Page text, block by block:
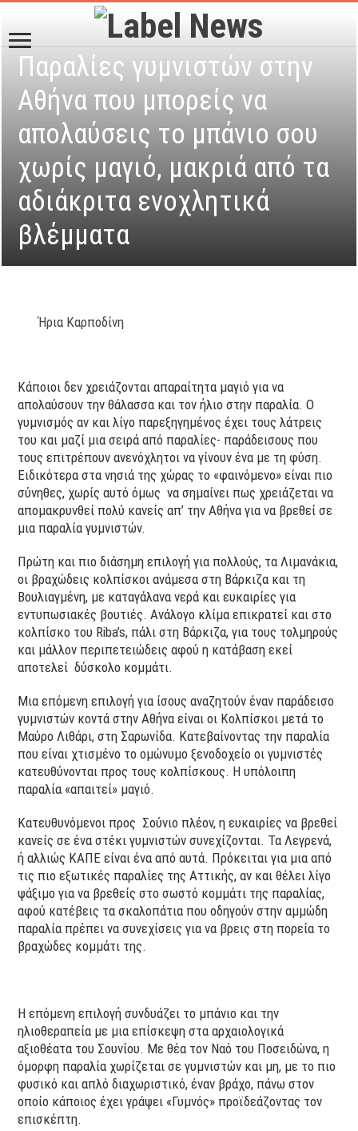
Παραλίες γυμνιστών στην
Αθήνα που μπορείς να
απολαύσεις το μπάνιο σου
χωρίς μαγιό, μακριά από τα
αδιάκριτα ενοχλητικά
βλέμματα
Ήρια Καρποδίνη
Κάποιοι δεν χρειάζονται απαραίτητα μαγιό για να
απολαύσουν την θάλασσα και τον ήλιο στην παραλία. Ο
γυμνισμός αν και λίγο παρεξηγημένος έχει τους λάτρεις
του και μαζί μια σειρά από παραλίες- παράδεισους που
τους επιτρέπουν ανενόχλητοι να γίνουν ένα με τη φύση.
Ειδικότερα στα νησιά της χώρας το «φαινόμενο» είναι πιο
σύνηθες, χωρίς αυτό όμως να σημαίνει πως χρειάζεται να
απομακρυνθεί πολύ κανείς απ’ την Αθήνα για να βρεθεί σε
μια παραλία γυμνιστών.
Πρώτη και πιο διάσημη επιλογή για πολλούς, τα Λιμανάκια,
οι βραχώδεις κολπίσκοι ανάμεσα στη Βάρκιζα και τη
Βουλιαγμένη, με καταγάλανα νερά και ευκαιρίες για
εντυπωσιακές βουτιές. Ανάλογο κλίμα επικρατεί και στο
κολπίσκο του Riba’s, πάλι στη Βάρκιζα, για τους τολμηρούς
και μάλλον περιπετειώδεις αφού η κατάβαση εκεί
αποτελεί δύσκολο κομμάτι.
Μια επόμενη επιλογή για ίσους αναζητούν έναν παράδεισο
γυμνιστών κοντά στην Αθήνα είναι οι Κολπίσκοι μετά το
Μαύρο Λιθάρι, στη Σαρωνίδα. Κατεβαίνοντας την παραλία
που είναι χτισμένο το ομώνυμο ξενοδοχείο οι γυμνιστές
κατευθύνονται προς τους κολπίσκους. Η υπόλοιπη
παραλία «απαιτεί» μαγιό.
Κατευθυνόμενοι προς Σούνιο πλέον, η ευκαιρίες να βρεθεί
κανείς σε ένα στέκι γυμνιστών συνεχίζονται. Τα Λεγρενά,
ή αλλιώς ΚΑΠΕ είναι ένα από αυτά. Πρόκειται για μια από
τις πιο εξωτικές παραλίες της Αττικής, αν και θέλει λίγο
ψάξιμο για να βρεθείς στο σωστό κομμάτι της παραλίας,
αφού κατέβεις τα σκαλοπάτια που οδηγούν στην αμμώδη
παραλία πρέπει να συνεχίσεις για να βρεις στη πορεία το
βραχώδες κομμάτι της.
Η επόμενη επιλογή συνδυάζει το μπάνιο και την
ηλιοθεραπεία με μια επίσκεψη στα αρχαιολογικά
αξιοθέατα του Σουνίου. Με θέα τον Ναό του Ποσειδώνα, η
όμορφη παραλία χωρίζεται σε γυμνιστών και μη, με το πιο
φυσικό και απλό διαχωριστικό, έναν βράχο, πάνω στον
οποίο κάποιος έχει γράψει «Γυμνός» προϊδεάζοντας τον
επισκέπτη.